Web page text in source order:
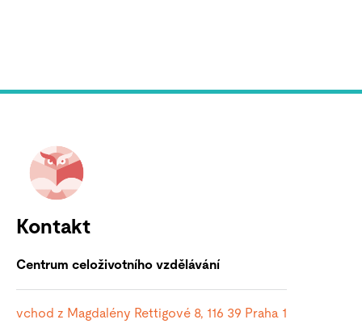
Kontakt
Centrum celoživotního vzdělávání
vchod z Magdalény Rettigové 8, 116 39 Praha 1